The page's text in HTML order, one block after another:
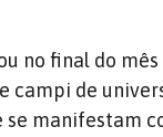
no final do
campi de
manifestam